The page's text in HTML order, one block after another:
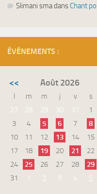
Slimani smadans Chant
ÉVÉNEMENTS :
<< Août 2026
l m m j v s
27
28 29 30 31 1
3
4 5 6 7 8
10
11 12 13 14 15
17
18 19 20 21 22
24
25 26 27 28 29
31
1 2 3 4 5